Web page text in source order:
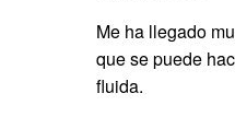
Me ha llegado
que se puede
fluida.